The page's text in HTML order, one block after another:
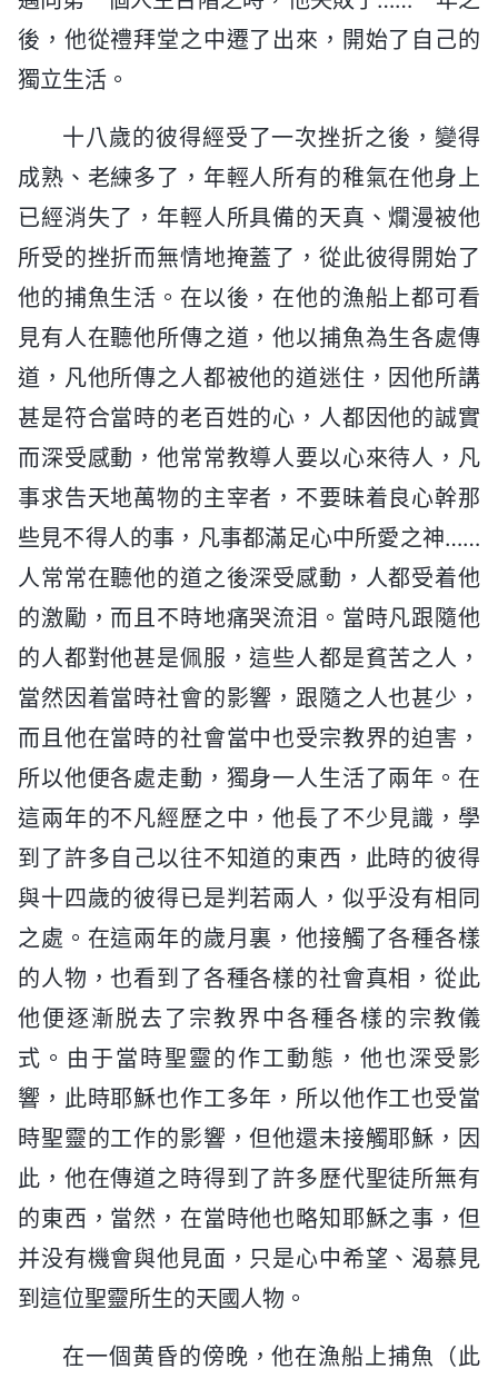
後，他從禮拜堂之中遷了出來，開始了自己的
獨立生活。
十八歲的彼得經受了一次挫折之後，變得
成熟、老練多了，年輕人所有的稚氣在他身上
已經消失了，年輕人所具備的天真、爛漫被他
所受的挫折而無情地掩蓋了，從此彼得開始了
他的捕魚生活。在以後，在他的漁船上都可看
見有人在聽他所傳之道，他以捕魚為生各處傳
道，凡他所傳之人都被他的道迷住，因他所講
甚是符合當時的老百姓的心，人都因他的誠實
而深受感動，他常常教導人要以心來待人，凡
事求告天地萬物的主宰者，不要昧着良心幹那
些見不得人的事，凡事都滿足心中所愛之神……
人常常在聽他的道之後深受感動，人都受着他
的激勵，而且不時地痛哭流泪。當時凡跟隨他
的人都對他甚是佩服，這些人都是貧苦之人，
當然因着當時社會的影響，跟隨之人也甚少，
而且他在當時的社會當中也受宗教界的迫害，
所以他便各處走動，獨身一人生活了兩年。在
這兩年的不凡經歷之中，他長了不少見識，學
到了許多自己以往不知道的東西，此時的彼得
與十四歲的彼得已是判若兩人，似乎没有相同
之處。在這兩年的歲月裏，他接觸了各種各樣
的人物，也看到了各種各樣的社會真相，從此
他便逐漸脱去了宗教界中各種各樣的宗教儀
式。由于當時聖靈的作工動態，他也深受影
響，此時耶穌也作工多年，所以他作工也受當
時聖靈的工作的影響，但他還未接觸耶穌，因
此，他在傳道之時得到了許多歷代聖徒所無有
的東西，當然，在當時他也略知耶穌之事，但
并没有機會與他見面，只是心中希望、渴慕見
到這位聖靈所生的天國人物。
在一個黄昏的傍晚，他在漁船上捕魚（此